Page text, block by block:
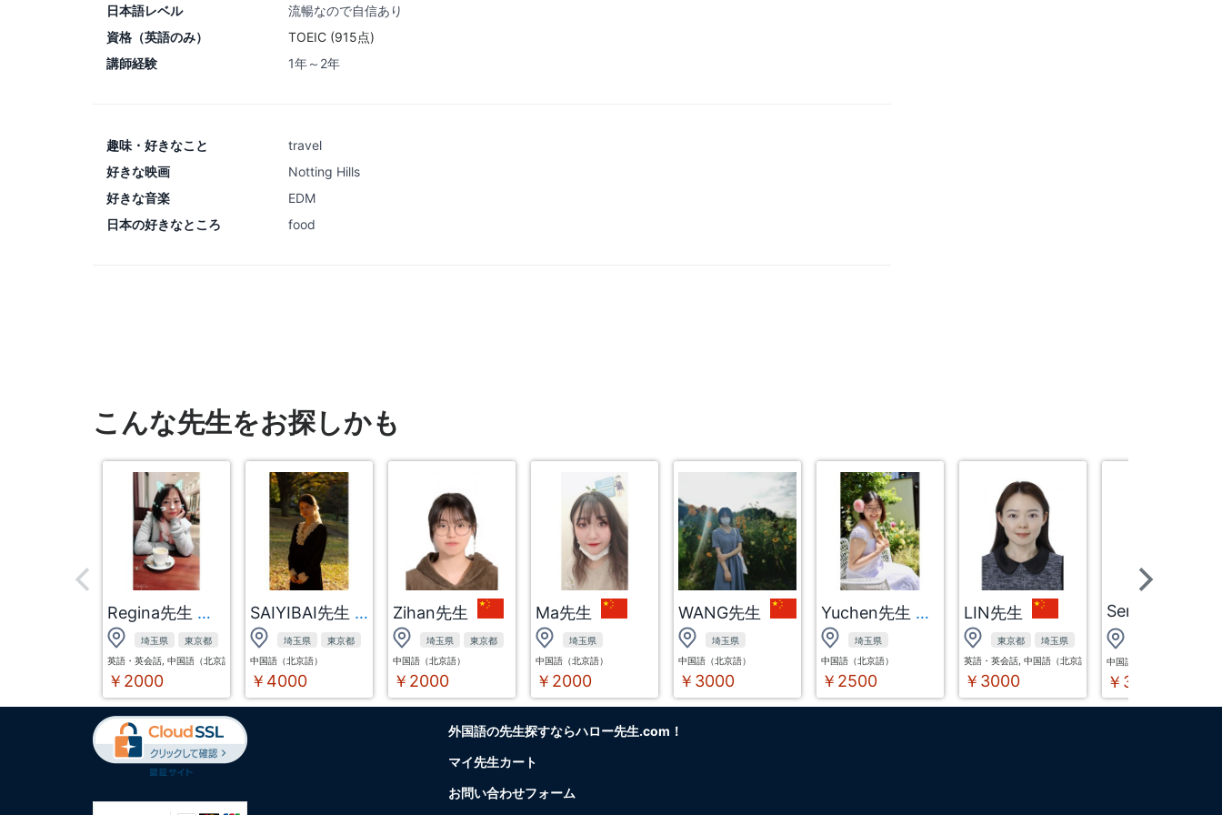
日本語レベル
流暢なので自信あり
資格（英語のみ）
TOEIC (915点)
講師経験
1年～2年
趣味・好きなこと
travel
好きな映画
Notting Hills
好きな音楽
EDM
日本の好きなところ
food
こんな先生をお探しかも
Regina先生
埼玉県
東京都
英語・英会話, 中国語（北京語）
￥2000
SAIYIBAI先生
埼玉県
東京都
中国語（北京語）
￥4000
Zihan先生
埼玉県
東京都
中国語（北京語）
￥2000
Ma先生
埼玉県
中国語（北京語）
￥2000
WANG先生
埼玉県
中国語（北京語）
￥3000
Yuchen先生
埼玉県
中国語（北京語）
￥2500
LIN先生
東京都
埼玉県
英語・英会話, 中国語（北京語）
￥3000
Sen先生
中国語（北京語）, 中国語
￥3000
外国語の先生探すならハロー先生.com！
マイ先生カート
お問い合わせフォーム